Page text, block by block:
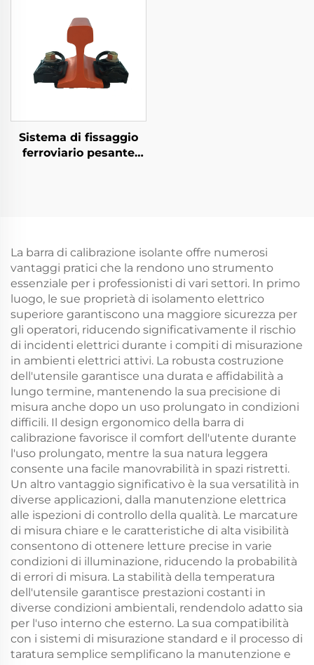
Sistema di fissaggio
ferroviario pesante
La barra di calibrazione isolante offre numerosi
vantaggi pratici che la rendono uno strumento
essenziale per i professionisti di vari settori. In primo
luogo, le sue proprietà di isolamento elettrico
superiore garantiscono una maggiore sicurezza per
gli operatori, riducendo significativamente il rischio
di incidenti elettrici durante i compiti di misurazione
in ambienti elettrici attivi. La robusta costruzione
dell'utensile garantisce una durata e affidabilità a
lungo termine, mantenendo la sua precisione di
misura anche dopo un uso prolungato in condizioni
difficili. Il design ergonomico della barra di
calibrazione favorisce il comfort dell'utente durante
l'uso prolungato, mentre la sua natura leggera
consente una facile manovrabilità in spazi ristretti.
Un altro vantaggio significativo è la sua versatilità in
diverse applicazioni, dalla manutenzione elettrica
alle ispezioni di controllo della qualità. Le marcature
di misura chiare e le caratteristiche di alta visibilità
consentono di ottenere letture precise in varie
condizioni di illuminazione, riducendo la probabilità
di errori di misura. La stabilità della temperatura
dell'utensile garantisce prestazioni costanti in
diverse condizioni ambientali, rendendolo adatto sia
per l'uso interno che esterno. La sua compatibilità
con i sistemi di misurazione standard e il processo di
taratura semplice semplificano la manutenzione e